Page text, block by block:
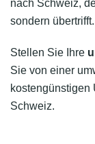
nach Schweiz,
sondern übertrifft.
Stellen Sie Ihre
Sie von einer
kostengünstigen
Schweiz.